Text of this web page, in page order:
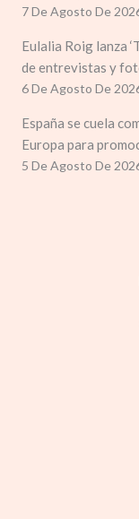
7 De Agosto De
Eulalia Roig lanza
de entrevistas y
6 De Agosto De
España se cuela
Europa para
5 De Agosto De